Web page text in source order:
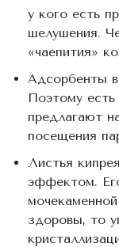
у кого есть
шелушения.
«чаепития»
Адсорбенты
Поэтому
предлагают
посещения
Листья
эффектом.
здоровы, то